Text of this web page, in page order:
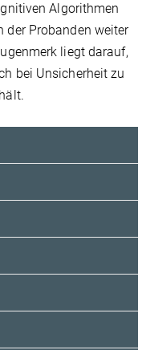
Algorithmen
der Probanden weiter
liegt darauf,
bei Unsicherheit zu